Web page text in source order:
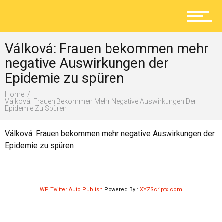
Lokal
Ratgeber
Service
Válková: Frauen bekommen mehr
negative Auswirkungen der
Epidemie zu spüren
Home
Válková: Frauen Bekommen Mehr Negative Auswirkungen Der
Epidemie Zu Spüren
Válková: Frauen bekommen mehr negative Auswirkungen der
Epidemie zu spüren
WP Twitter Auto Publish Powered By : XYZScripts.com